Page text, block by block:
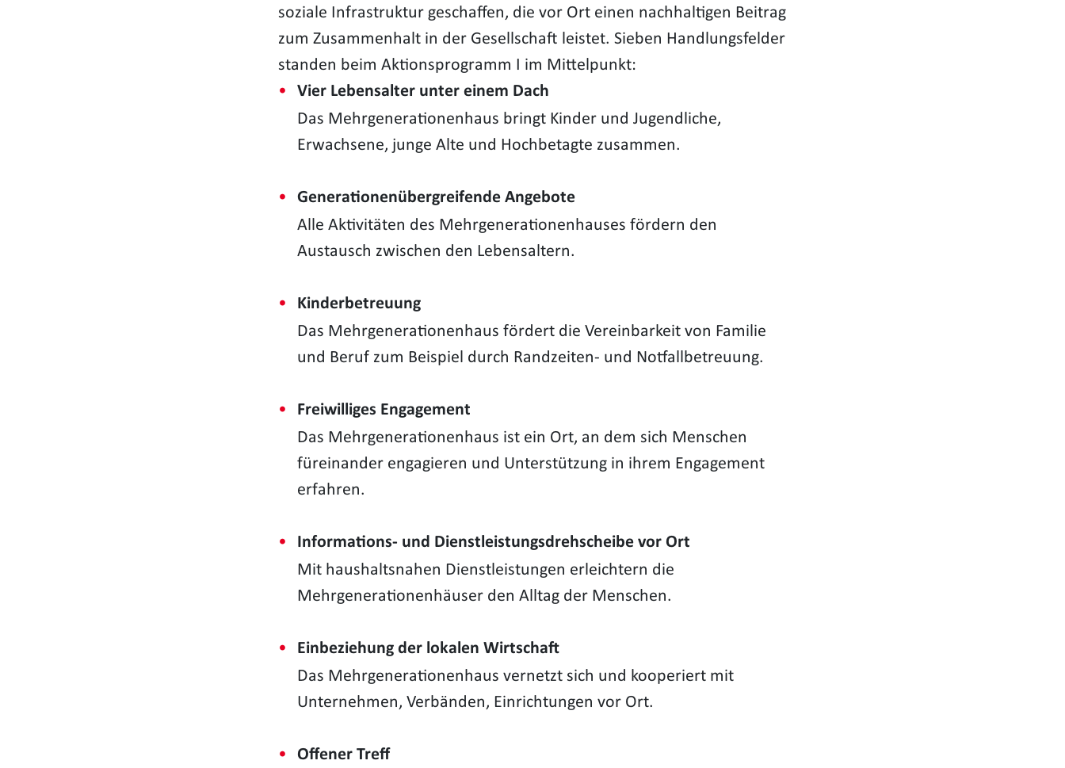
soziale Infrastruktur geschaffen, die vor Ort einen nachhaltigen Beitrag
zum Zusammenhalt in der Gesellschaft leistet. Sieben Handlungsfelder
standen beim Aktionsprogramm I im Mittelpunkt:
Vier Lebensalter unter einem Dach
Das Mehrgenerationenhaus bringt Kinder und Jugendliche,
Erwachsene, junge Alte und Hochbetagte zusammen.
Generationenübergreifende Angebote
Alle Aktivitäten des Mehrgenerationenhauses fördern den
Austausch zwischen den Lebensaltern.
Kinderbetreuung
Das Mehrgenerationenhaus fördert die Vereinbarkeit von Familie
und Beruf zum Beispiel durch Randzeiten- und Notfallbetreuung.
Freiwilliges Engagement
Das Mehrgenerationenhaus ist ein Ort, an dem sich Menschen
füreinander engagieren und Unterstützung in ihrem Engagement
erfahren.
Informations- und Dienstleistungsdrehscheibe vor Ort
Mit haushaltsnahen Dienstleistungen erleichtern die
Mehrgenerationenhäuser den Alltag der Menschen.
Einbeziehung der lokalen Wirtschaft
Das Mehrgenerationenhaus vernetzt sich und kooperiert mit
Unternehmen, Verbänden, Einrichtungen vor Ort.
Offener Treff